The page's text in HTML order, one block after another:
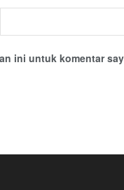
ini untuk komentar